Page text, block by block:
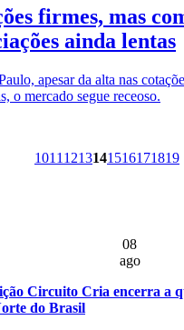
firmes, mas
ainda lentas
apesar da alta nas
o mercado segue receoso.
1011 1213141516171819
08
ago
Circuito Cria encerra a
do Brasil